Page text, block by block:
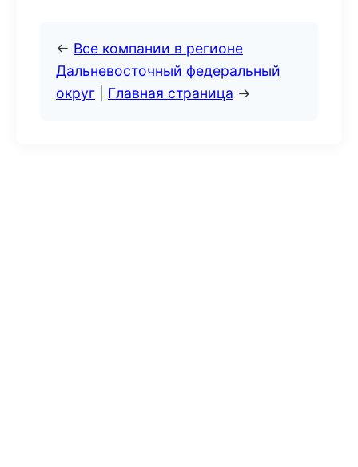
← Все компании в регионе
Дальневосточный федеральный
округ
Главная страница →